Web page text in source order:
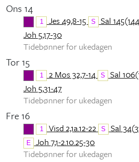
Ons 14
1 Jes 49,8-15 S Sal
Joh 5,17-30
Tidebønner for ukedagen
Tor 15
1 2 Mos 32,7-14 S Sal
Joh 5,31-47
Tidebønner for ukedagen
Fre 16
1 Visd 2,1a.12-22 S Sal
E
Joh 7,1-2.10.25-30
Tidebønner for ukedagen